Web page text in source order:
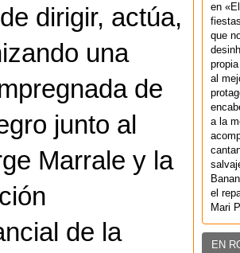
dirigir, actúa,
una
de
junto al
Marrale y la
de la
en
que
al
a la
el
Mari
EN